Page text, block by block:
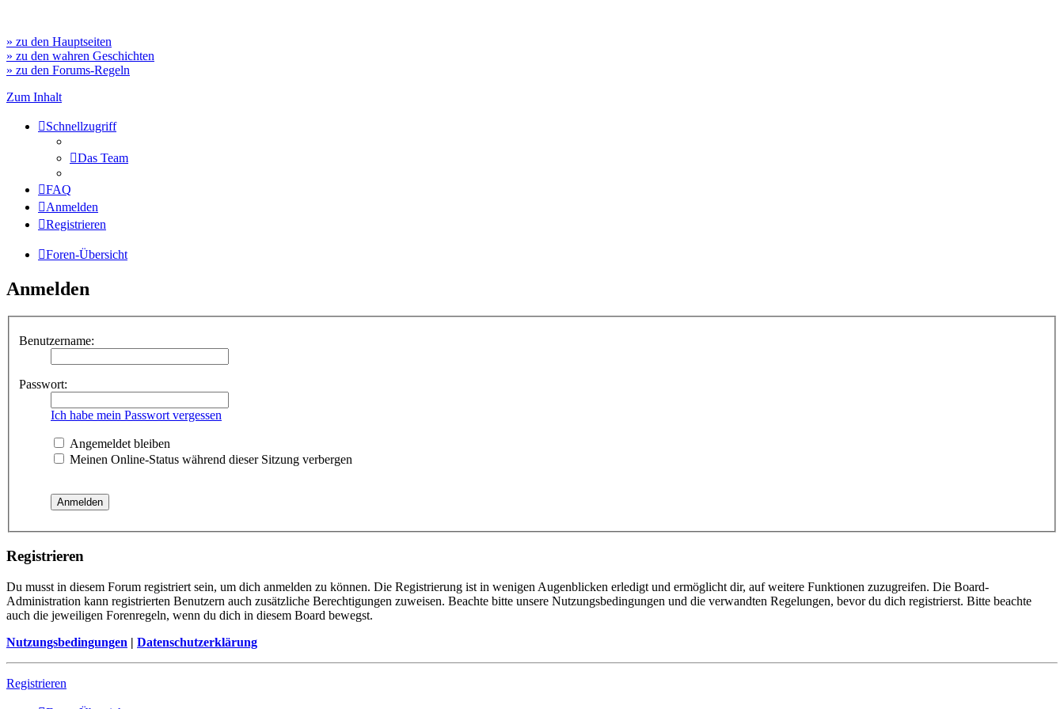
» zu den Hauptseiten
» zu den wahren Geschichten
» zu den Forums-Regeln
Zum Inhalt
Schnellzugriff
Das Team
FAQ
Anmelden
Registrieren
Foren-Übersicht
Anmelden
Benutzername:
Passwort:
Ich habe mein Passwort vergessen
Angemeldet bleiben
Meinen Online-Status während dieser Sitzung verbergen
Registrieren
Du musst in diesem Forum registriert sein, um dich anmelden zu können. Die Registrierung ist in wenigen Augenblicken erledigt und ermöglicht dir, auf weitere Funktionen zuzugreifen. Die Board-
Administration kann registrierten Benutzern auch zusätzliche Berechtigungen zuweisen. Beachte bitte unsere Nutzungsbedingungen und die verwandten Regelungen, bevor du dich registrierst. Bitte beachte
auch die jeweiligen Forenregeln, wenn du dich in diesem Board bewegst.
Nutzungsbedingungen | Datenschutzerklärung
Registrieren